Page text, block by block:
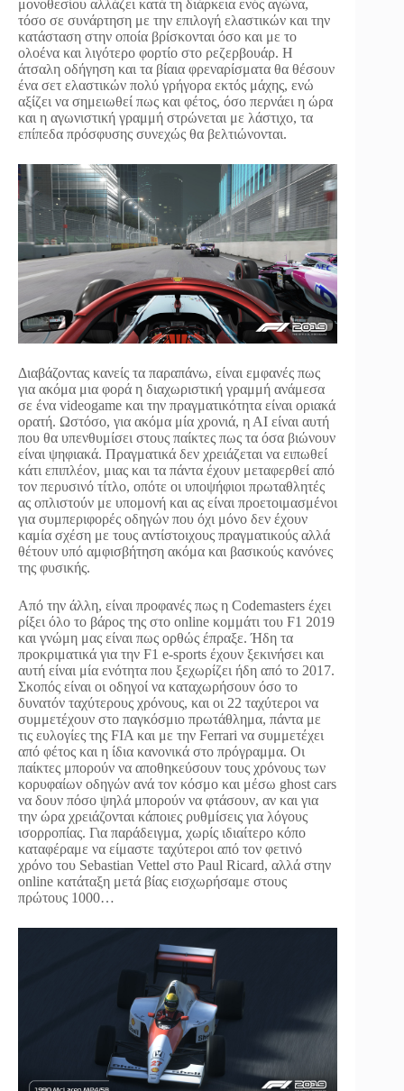
μονοθεσίου αλλάζει κατά τη διάρκεια ενός αγώνα,
τόσο σε συνάρτηση με την επιλογή ελαστικών και την
κατάσταση στην οποία βρίσκονται όσο και με το
ολοένα και λιγότερο φορτίο στο ρεζερβουάρ. Η
άτσαλη οδήγηση και τα βίαια φρεναρίσματα θα θέσουν
ένα σετ ελαστικών πολύ γρήγορα εκτός μάχης, ενώ
αξίζει να σημειωθεί πως και φέτος, όσο περνάει η ώρα
και η αγωνιστική γραμμή στρώνεται με λάστιχο, τα
επίπεδα πρόσφυσης συνεχώς θα βελτιώνονται.
Διαβάζοντας κανείς τα παραπάνω, είναι εμφανές πως
για ακόμα μια φορά η διαχωριστική γραμμή ανάμεσα
σε ένα videogame και την πραγματικότητα είναι οριακά
ορατή. Ωστόσο, για ακόμα μία χρονιά, η ΑΙ είναι αυτή
που θα υπενθυμίσει στους παίκτες πως τα όσα βιώνουν
είναι ψηφιακά. Πραγματικά δεν χρειάζεται να ειπωθεί
κάτι επιπλέον, μιας και τα πάντα έχουν μεταφερθεί από
τον περυσινό τίτλο, οπότε οι υποψήφιοι πρωταθλητές
ας οπλιστούν με υπομονή και ας είναι προετοιμασμένοι
για συμπεριφορές οδηγών που όχι μόνο δεν έχουν
καμία σχέση με τους αντίστοιχους πραγματικούς αλλά
θέτουν υπό αμφισβήτηση ακόμα και βασικούς κανόνες
της φυσικής.
Από την άλλη, είναι προφανές πως η Codemasters έχει
ρίξει όλο το βάρος της στο online κομμάτι του F1 2019
και γνώμη μας είναι πως ορθώς έπραξε. Ήδη τα
προκριματικά για την F1 e-sports έχουν ξεκινήσει και
αυτή είναι μία ενότητα που ξεχωρίζει ήδη από το 2017.
Σκοπός είναι οι οδηγοί να καταχωρήσουν όσο το
δυνατόν ταχύτερους χρόνους, και οι 22 ταχύτεροι να
συμμετέχουν στο παγκόσμιο πρωτάθλημα, πάντα με
τις ευλογίες της FIA και με την Ferrari να συμμετέχει
από φέτος και η ίδια κανονικά στο πρόγραμμα. Οι
παίκτες μπορούν να αποθηκεύσουν τους χρόνους των
κορυφαίων οδηγών ανά τον κόσμο και μέσω ghost cars
να δουν πόσο ψηλά μπορούν να φτάσουν, αν και για
την ώρα χρειάζονται κάποιες ρυθμίσεις για λόγους
ισορροπίας. Για παράδειγμα, χωρίς ιδιαίτερο κόπο
καταφέραμε να είμαστε ταχύτεροι από τον φετινό
χρόνο του Sebastian Vettel στο Paul Ricard, αλλά στην
online κατάταξη μετά βίας εισχωρήσαμε στους
πρώτους 1000…